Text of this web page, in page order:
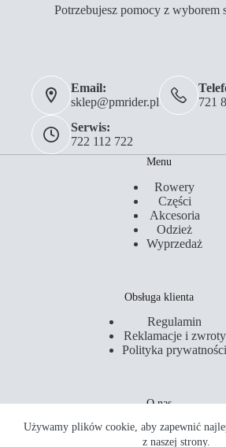
Używamy plików cookie, aby zapewnić
z naszej strony.
Potrzebujesz pomocy z wyborem
Email:
sklep@pmrider.pl
721
Serwis:
722 112 722
Menu
Rowery
Części
Akcesoria
Odzież
Wyprzedaż
Obsługa klienta
Regulamin
Reklamacje i zwroty
Polityka prywatności
O nas
Kontakt
Serwis